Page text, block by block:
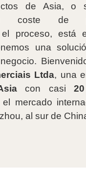
de Asia, o
coste de
el proceso, está
una
Ltda, una
con casi
mercado
al sur de